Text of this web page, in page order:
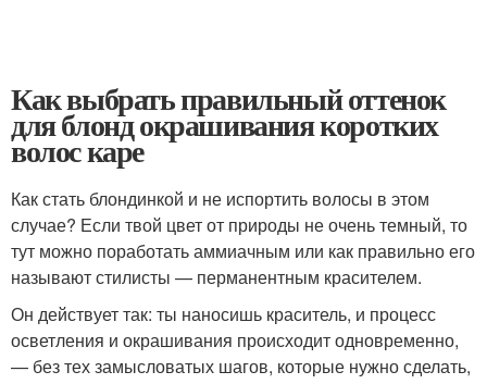
Как выбрать правильный оттенок
для блонд окрашивания коротких
волос каре
Как стать блондинкой и не испортить волосы в этом
случае? Если твой цвет от природы не очень темный, то
тут можно поработать аммиачным или как правильно его
называют стилисты — перманентным красителем.
Он действует так: ты наносишь краситель, и процесс
осветления и окрашивания происходит одновременно,
— без тех замысловатых шагов, которые нужно сделать,